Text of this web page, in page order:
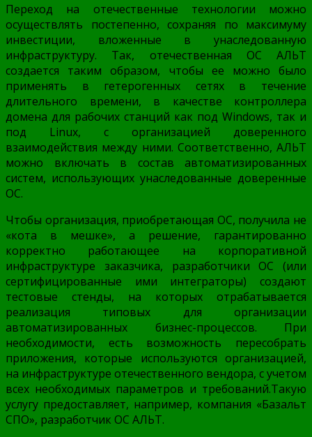
Переход на отечественные технологии можно
осуществлять постепенно, сохраняя по максимуму
инвестиции, вложенные в унаследованную
инфраструктуру. Так, отечественная ОС АЛЬТ
создается таким образом, чтобы ее можно было
применять в гетерогенных сетях в течение
длительного времени, в качестве контроллера
домена для рабочих станций как под Windows, так и
под Linux, с организацией доверенного
взаимодействия между ними. Соответственно, АЛЬТ
можно включать в состав автоматизированных
систем, использующих унаследованные доверенные
ОС.
Чтобы организация, приобретающая ОС, получила не
«кота в мешке», а решение, гарантированно
корректно работающее на корпоративной
инфраструктуре заказчика, разработчики ОС (или
сертифицированные ими интеграторы) создают
тестовые стенды, на которых отрабатывается
реализация типовых для организации
автоматизированных бизнес-процессов. При
необходимости, есть возможность пересобрать
приложения, которые используются организацией,
на инфраструктуре отечественного вендора, с учетом
всех необходимых параметров и требований.Такую
услугу предоставляет, например, компания «Базальт
СПО», разработчик ОС АЛЬТ.